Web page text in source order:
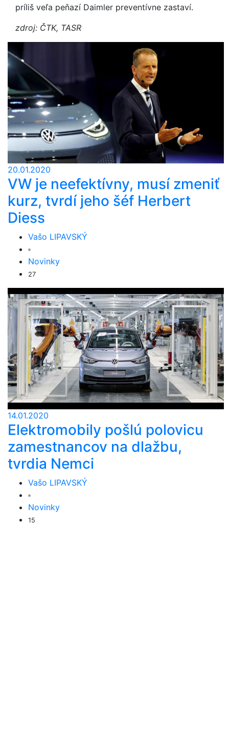
príliš veľa peňazí Daimler preventívne zastaví.
zdroj: ČTK, TASR
20.01.2020
VW je neefektívny, musí zmeniť
kurz, tvrdí jeho šéf Herbert
Diess
Vašo LIPAVSKÝ
Novinky
27
14.01.2020
Elektromobily pošlú polovicu
zamestnancov na dlažbu,
tvrdia Nemci
Vašo LIPAVSKÝ
Novinky
15